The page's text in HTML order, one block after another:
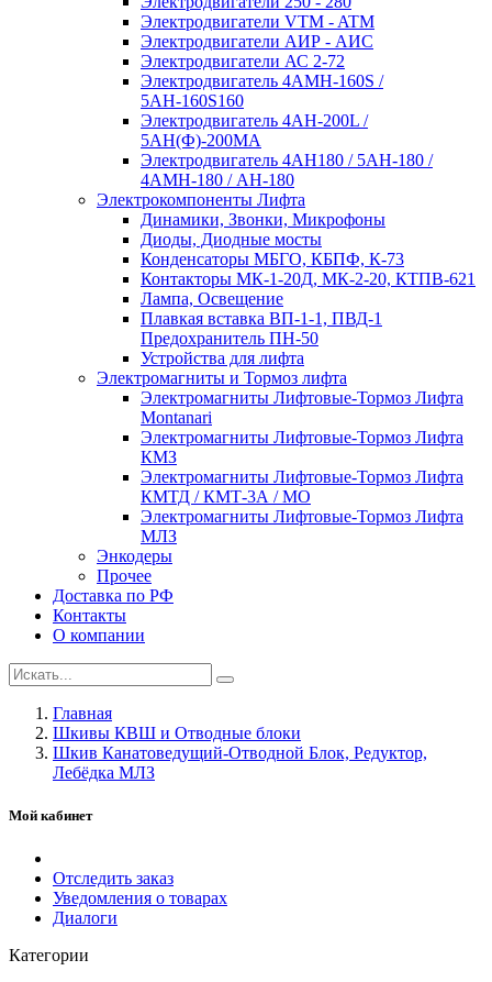
Электродвигатели VTM - ATM
Электродвигатели АИР - АИС
Электродвигатели АС 2-72
Электродвигатель 4АМН-160S /
5АН-160S160
Электродвигатель 4АН-200L /
5АН(Ф)-200МА
Электродвигатель 4АН180 / 5АН-180 /
4АМН-180 / АН-180
Электрокомпоненты Лифта
Динамики, Звонки, Микрофоны
Диоды, Диодные мосты
Конденсаторы МБГО, КБПФ, К-73
Контакторы МК-1-20Д, МК-2-20, КТПВ-621
Лампа, Освещение
Плавкая вставка ВП-1-1, ПВД-1
Предохранитель ПН-50
Устройства для лифта
Электромагниты и Тормоз лифта
Электромагниты Лифтовые-Тормоз Лифта
Montanari
Электромагниты Лифтовые-Тормоз Лифта
КМЗ
Электромагниты Лифтовые-Тормоз Лифта
КМТД / КМТ-3А / МО
Электромагниты Лифтовые-Тормоз Лифта
МЛЗ
Энкодеры
Прочее
Доставка по РФ
Контакты
О компании
Главная
Шкивы КВШ и Отводные блоки
Шкив Канатоведущий-Отводной Блок, Редуктор,
Лебёдка МЛЗ
Мой кабинет
Отследить заказ
Уведомления о товарах
Диалоги
Категории